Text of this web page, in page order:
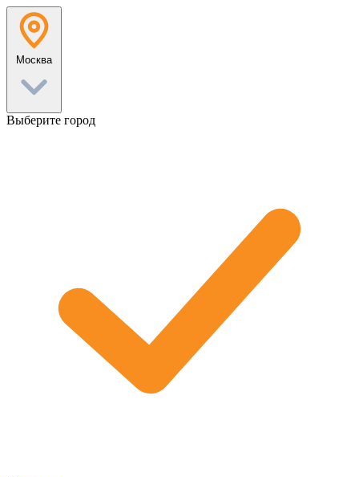
Перейти
содержанию
Москва
Выберите город